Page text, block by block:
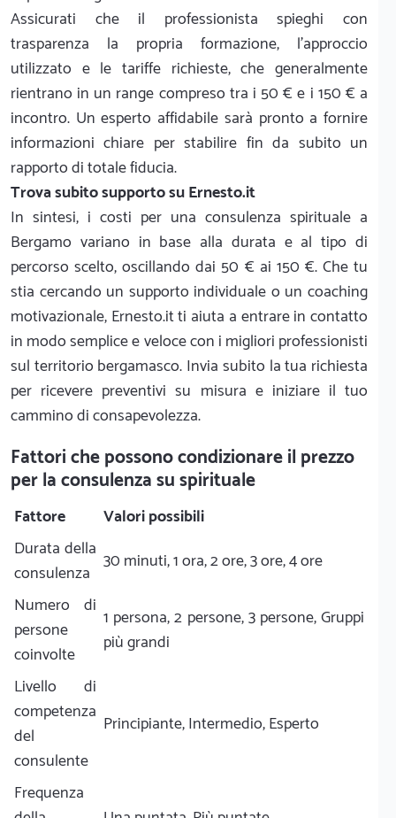
Assicurati che il professionista spieghi con
trasparenza la propria formazione, l'approccio
utilizzato e le tariffe richieste, che generalmente
rientrano in un range compreso tra i 50 € e i 150 € a
incontro. Un esperto affidabile sarà pronto a fornire
informazioni chiare per stabilire fin da subito un
rapporto di totale fiducia.
Trova subito supporto su Ernesto.it
In sintesi, i costi per una consulenza spirituale a
Bergamo variano in base alla durata e al tipo di
percorso scelto, oscillando dai 50 € ai 150 €. Che tu
stia cercando un supporto individuale o un coaching
motivazionale, Ernesto.it ti aiuta a entrare in contatto
in modo semplice e veloce con i migliori professionisti
sul territorio bergamasco. Invia subito la tua richiesta
per ricevere preventivi su misura e iniziare il tuo
cammino di consapevolezza.
Fattori che possono condizionare il prezzo
per la consulenza su spirituale
Fattore
Valori possibili
Durata della
consulenza 30 minuti, 1 ora, 2 ore, 3 ore, 4 ore
Numero di
persone
coinvolte
1 persona, 2 persone, 3 persone, Gruppi
più grandi
Livello di
competenza
del
consulente
Principiante, Intermedio, Esperto
Frequenza